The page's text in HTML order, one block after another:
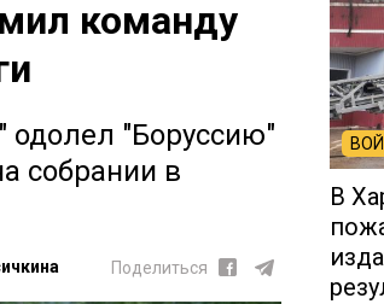
команду
одолел "Боруссию"
собрании в
Поделиться
В